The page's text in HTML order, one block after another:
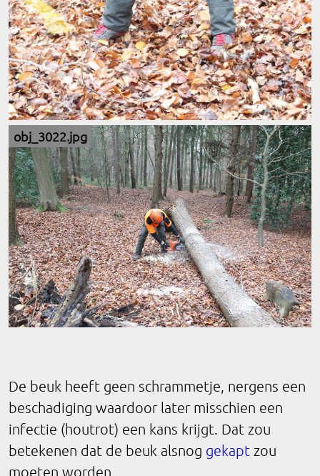
obj_3022.jpg
De beuk heeft geen schrammetje, nergens een
beschadiging waardoor later misschien een
infectie (houtrot) een kans krijgt. Dat zou
betekenen dat de beuk alsnog gekapt zou
moeten worden.